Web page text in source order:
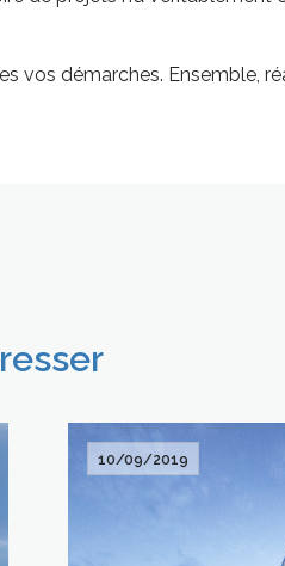
vos démarches. Ensemble,
10/09/2019